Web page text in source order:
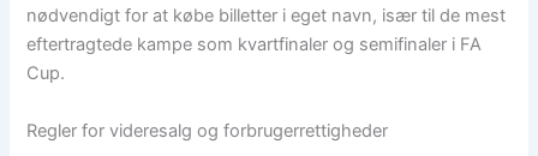
nødvendigt for at købe billetter i eget navn, især til de mest
eftertragtede kampe som kvartfinaler og semifinaler i FA
Cup.
Regler for videresalg og forbrugerrettigheder